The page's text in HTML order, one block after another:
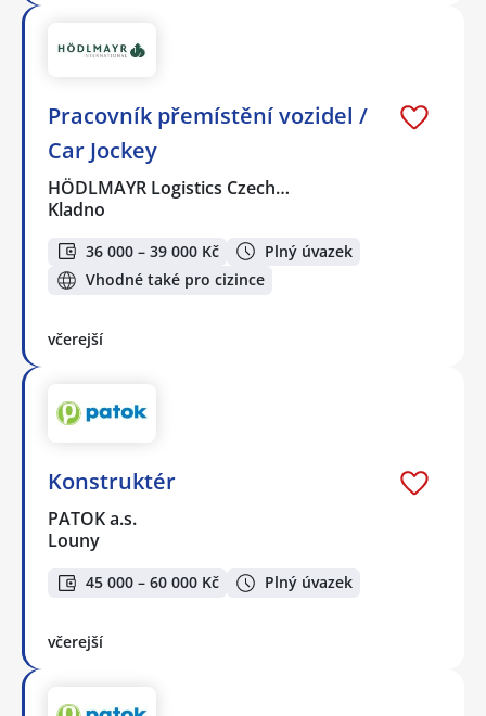
Pracovník přemístění vozidel /
Car Jockey
HÖDLMAYR Logistics Czech…
Kladno
36 000 – 39 000 Kč
Plný úvazek
Vhodné také pro cizince
včerejší
Konstruktér
PATOK a.s.
Louny
45 000 – 60 000 Kč Plný úvazek
včerejší